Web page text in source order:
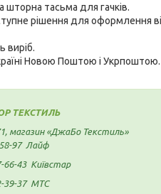
шторна тасьма для гачків.
рішення для оформлення
виріб.
Новою Поштою і Укрпоштою.
ТЕКСТИЛЬ
магазин «ДжаБо Текстиль»
97 Лайф
66-43 Київстар
39-37 МТС